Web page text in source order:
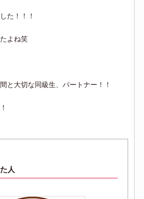
た！！！
よね笑
と大切な同級生、パートナー！！
人